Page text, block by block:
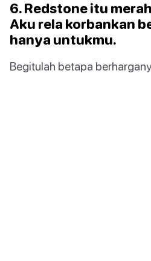
6. Redstone itu
Aku rela korbankan
hanya untukmu.
Begitulah betapa